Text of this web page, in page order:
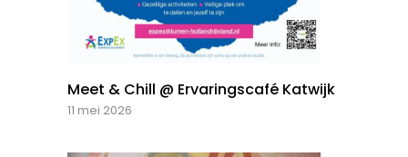
Meet & Chill @ Ervaringscafé Katwijk
11 mei 2026